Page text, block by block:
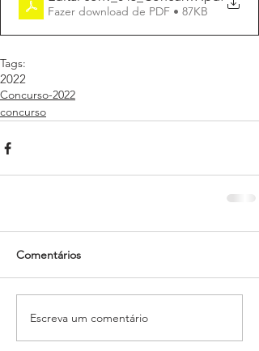
Fazer download de PDF • 87KB
Tags:
2022
Concurso-2022
concurso
Comentários
Escreva um comentário